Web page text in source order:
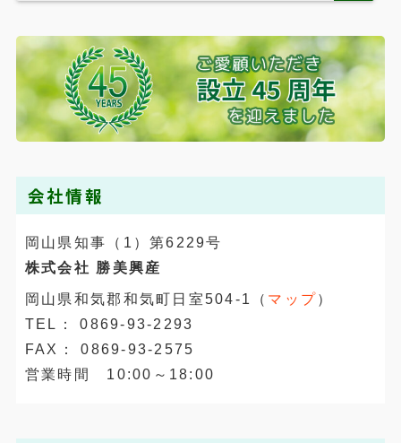
会社情報
岡山県知事（1）第6229号
株式会社 勝美興産
岡山県和気郡和気町日室504-1（ マップ ）
TEL： 0869-93-2293
FAX： 0869-93-2575
営業時間 10:00～18:00